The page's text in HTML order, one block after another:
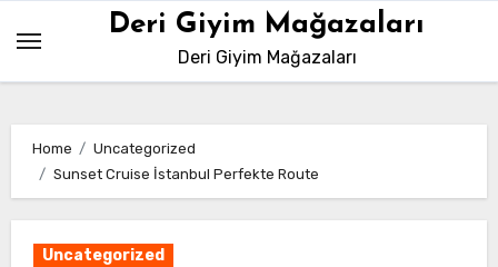
content
Deri Giyim Mağazaları
Deri Giyim Mağazaları
Home
Uncategorized
Sunset Cruise İstanbul Perfekte Route
Uncategorized